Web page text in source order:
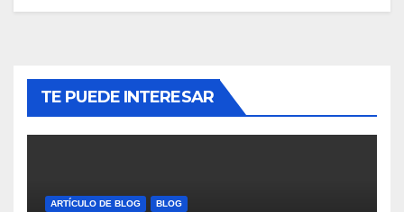
TE PUEDE INTERESAR
ARTÍCULO DE BLOG BLOG